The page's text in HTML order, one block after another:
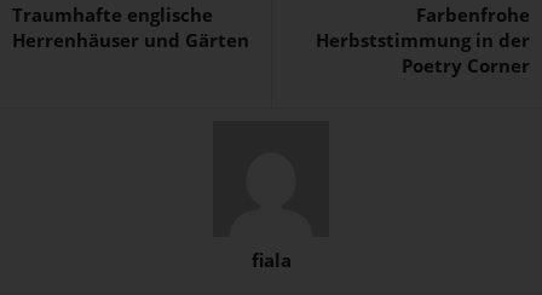
Traumhafte englische
Herrenhäuser und Gärten
Farbenfrohe
Herbststimmung in der
Poetry Corner
fiala